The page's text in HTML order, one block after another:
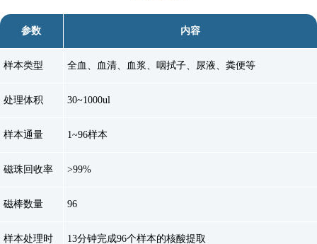
参数 内容
样本类型 全血、血清、血浆、咽拭子、尿液、粪便等
处理体积 30~1000ul
样本通量 1~96样本
磁珠回收率 >99%
磁棒数量 96
样本处理时
13分钟完成96个样本的核酸提取